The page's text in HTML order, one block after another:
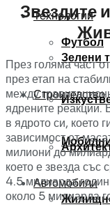
Футбол
Строителство
Технологии
Зелени
Автомобили
Звездите
През голяма част
през етап на
между
ядрените реакции.
в ядрото си, което
зависимост от
милиони до
което е звезда със
4.5 милиарда
около 5 милиарда